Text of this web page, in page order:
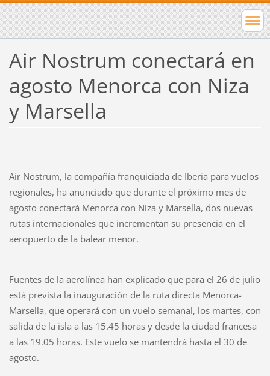
Air Nostrum conectará en
agosto Menorca con Niza
y Marsella
Air Nostrum, la compañía franquiciada de Iberia para vuelos
regionales, ha anunciado que durante el próximo mes de
agosto conectará Menorca con Niza y Marsella, dos nuevas
rutas internacionales que incrementan su presencia en el
aeropuerto de la balear menor.
Fuentes de la aerolínea han explicado que para el 26 de julio
está prevista la inauguración de la ruta directa Menorca-
Marsella, que operará con un vuelo semanal, los martes, con
salida de la isla a las 15.45 horas y desde la ciudad francesa
a las 19.05 horas. Este vuelo se mantendrá hasta el 30 de
agosto.